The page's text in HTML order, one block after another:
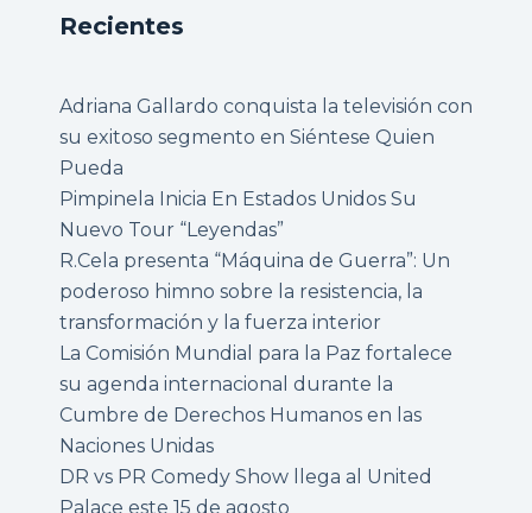
Recientes
Adriana Gallardo conquista la televisión con
su exitoso segmento en Siéntese Quien
Pueda
Pimpinela Inicia En Estados Unidos Su
Nuevo Tour “Leyendas”
R.Cela presenta “Máquina de Guerra”: Un
poderoso himno sobre la resistencia, la
transformación y la fuerza interior
La Comisión Mundial para la Paz fortalece
su agenda internacional durante la
Cumbre de Derechos Humanos en las
Naciones Unidas
DR vs PR Comedy Show llega al United
Palace este 15 de agosto